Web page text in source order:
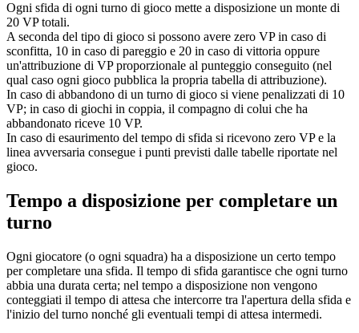
Ogni sfida di ogni turno di gioco mette a disposizione un monte di
20 VP totali.
A seconda del tipo di gioco si possono avere zero VP in caso di
sconfitta, 10 in caso di pareggio e 20 in caso di vittoria oppure
un'attribuzione di VP proporzionale al punteggio conseguito (nel
qual caso ogni gioco pubblica la propria tabella di attribuzione).
In caso di abbandono di un turno di gioco si viene penalizzati di 10
VP; in caso di giochi in coppia, il compagno di colui che ha
abbandonato riceve 10 VP.
In caso di esaurimento del tempo di sfida si ricevono zero VP e la
linea avversaria consegue i punti previsti dalle tabelle riportate nel
gioco.
Tempo a disposizione per completare un
turno
Ogni giocatore (o ogni squadra) ha a disposizione un certo tempo
per completare una sfida. Il tempo di sfida garantisce che ogni turno
abbia una durata certa; nel tempo a disposizione non vengono
conteggiati il tempo di attesa che intercorre tra l'apertura della sfida e
l'inizio del turno nonché gli eventuali tempi di attesa intermedi.